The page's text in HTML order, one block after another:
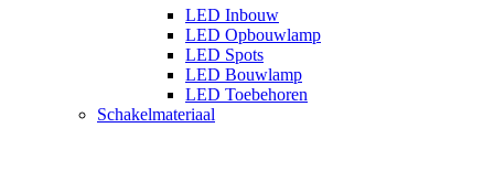
LED Inbouw
LED Opbouwlamp
LED Spots
LED Bouwlamp
LED Toebehoren
Schakelmateriaal